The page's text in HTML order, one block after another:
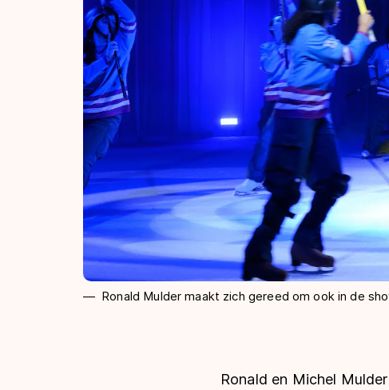
Ronald Mulder maakt zich gereed om ook in de
Ronald en Michel